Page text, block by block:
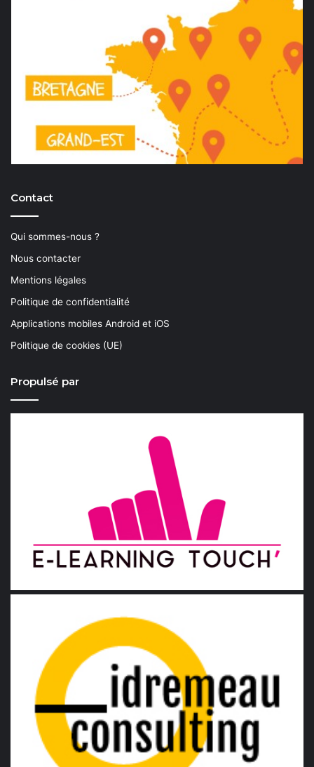
Contact
Qui sommes-nous ?
Nous contacter
Mentions légales
Politique de confidentialité
Applications mobiles Android et iOS
Politique de cookies (UE)
Propulsé par